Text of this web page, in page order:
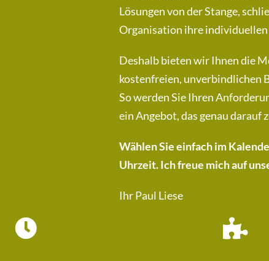
Lösungen von der Stange,
Organisation ihre
Deshalb bieten wir Ihnen die
kostenfreien, unverbindlichen
So werden Sie Ihren
ein Angebot, das genau darauf
Wählen Sie einfach im
Uhrzeit. Ich freue mich auf
Ihr Paul Liese